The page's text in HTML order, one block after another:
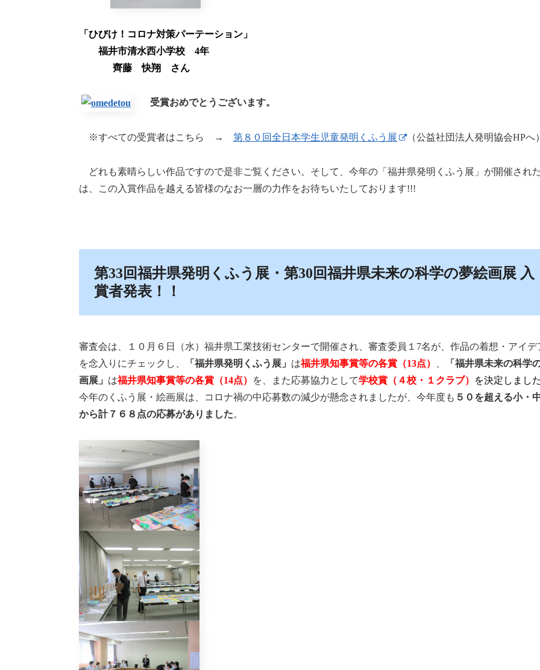
「ひびけ！コロナ対策パーテーション」
福井市清水西小学校 4年
齊藤 快翔 さん
受賞おめでとうございます。
※すべての受賞者はこちら → 第８０回全日本学生児童発明くふう展 （公益社団法人発明協会HPへ
どれも素晴らしい作品ですので是非ご覧ください。そして、今年の「福井県発明くふう展」が開催され
は、この入賞作品を越える皆様のなお一層の力作をお待ちいたしております!!!
第33回福井県発明くふう展・第30回福井県未来の科学の夢絵画展 入
賞者発表！！
審査会は、１０月６日（水）福井県工業技術センターで開催され、審査委員１7名が、作品の着想・アイデ
を念入りにチェックし、
「福井県発明くふう展」 は福井県知事賞等の各賞（13点）
「福井県未来の科学
画展」 は福井県知事賞等の各賞（14点） を、また応募協力として学校賞（４校・１クラブ）
を決定しまし
今年のくふう展・絵画展は、コロナ禍の中応募数の減少が懸念されましたが、今年度も ５０を超える小・
から計７６８ 点の応募がありました。